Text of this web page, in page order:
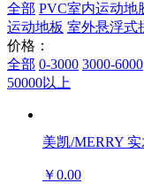
全部 PVC室内运动地
运动地板 室外悬浮式
价格：
全部 0-3000 3000-6000
50000以上
美凯/MERRY
￥0.00